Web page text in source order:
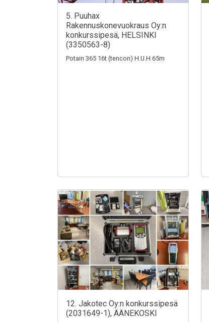
5. Puuhax
Rakennuskonevuokraus Oy:n
konkurssipesä, HELSINKI
(3350563-8)
Potain 365 16t (tencon) H.U.H 65m
12. Jakotec Oy:n konkurssipesä
(2031649-1), ÄÄNEKOSKI